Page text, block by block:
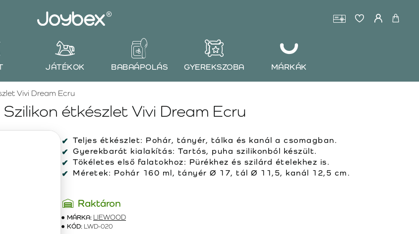
JÁTÉKOK BABAÁPOLÁS GYEREKSZOBA MÁRKÁK
Szilikon étkészlet Vivi Dream Ecru
Vivi Dream Ecru
Teljes étkészlet: Pohár, tányér, tálka és kanál a csomagban.
Gyerekbarát kialakítás: Tartós, puha szilikonból készült.
Tökéletes első falatokhoz: Pürékhez és szilárd ételekhez is.
Méretek: Pohár 160 ml, tányér Ø 17, tál Ø 11,5, kanál 12,5 cm.
Raktáron
MÁRKA: LIEWOOD
KÓD: LWD-020